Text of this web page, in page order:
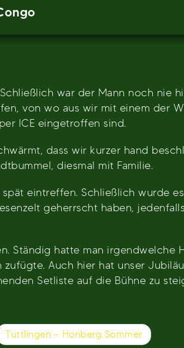
war der Mann noch nie
von wo aus wir mit einem der
ICE eingetroffen sind.
dass wir kurzer hand
diesmal mit Familie.
eintreffen. Schließlich wurde
geherrscht haben,
Ständig hatte man irgendwelche
Auch hier hat unser
Setliste auf die Bühne zu
Tuttlingen – Honberg Sommer